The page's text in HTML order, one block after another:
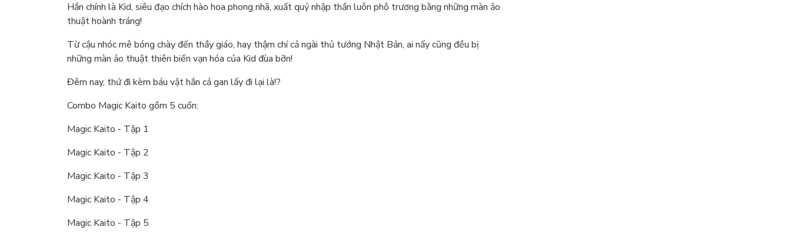
Hắn chính là Kid, siêu đạo chích hào hoa phong nhã, xuất quỷ nhập thần luôn phô trương bằng những màn ảo
thuật hoành tráng!
Từ cậu nhóc mê bóng chày đến thầy giáo, hay thậm chí cả ngài thủ tướng Nhật Bản, ai nấy cũng đều bị
những màn ảo thuật thiên biến vạn hóa của Kid đùa bỡn!
Đêm nay, thứ đi kèm báu vật hắn cả gan lấy đi lại là!?
Combo Magic Kaito gồm 5 cuốn:
Magic Kaito - Tập 1
Magic Kaito - Tập 2
Magic Kaito - Tập 3
Magic Kaito - Tập 4
Magic Kaito - Tập 5